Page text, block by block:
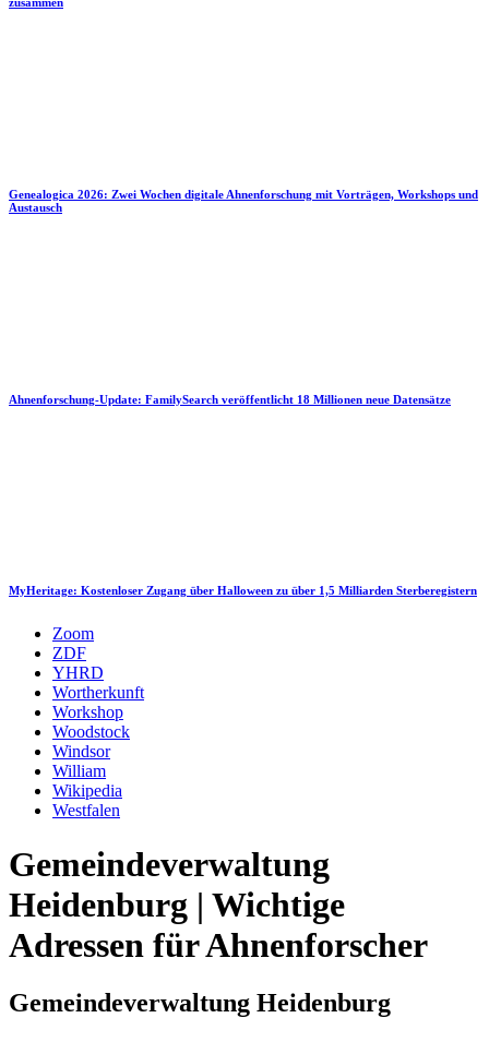
Genealogica 2026: Zwei Wochen digitale Ahnenforschung mit Vorträgen, Workshops und
Austausch
Ahnenforschung-Update: FamilySearch veröffentlicht 18 Millionen neue Datensätze
MyHeritage: Kostenloser Zugang über Halloween zu über 1,5 Milliarden Sterberegistern
Zoom
ZDF
YHRD
Wortherkunft
Workshop
Woodstock
Windsor
William
Wikipedia
Westfalen
Gemeindeverwaltung
Heidenburg | Wichtige
Adressen für Ahnenforscher
Gemeindeverwaltung Heidenburg